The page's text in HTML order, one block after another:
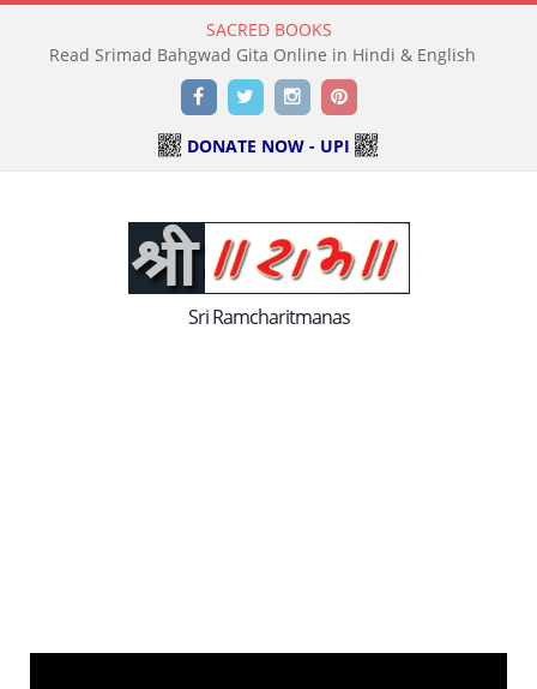
SACRED BOOKS
Read Srimad Bahgwad Gita Online in Hindi & English
FacebookTwitterInstagramPinterest
DONATE NOW - UPI
Sri Ramcharitmanas